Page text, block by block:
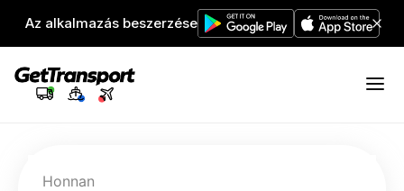
Az alkalmazás beszerzése
Honnan